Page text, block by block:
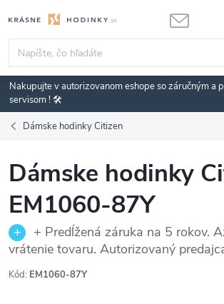
na
obsah
Nakupujte v autorizovanom eshope so záručným a
servisom ! 🛠️
Dámske hodinky Citizen
Dámske hodinky
EM1060-87Y
+ Predĺžená záruka na 5 rokov.
vrátenie tovaru. Autorizovaný
Kód: EM1060-87Y